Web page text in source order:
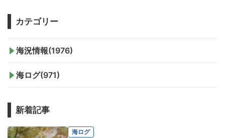
カテゴリー
海況情報(1976)
海ログ(971)
新着記事
海ログ